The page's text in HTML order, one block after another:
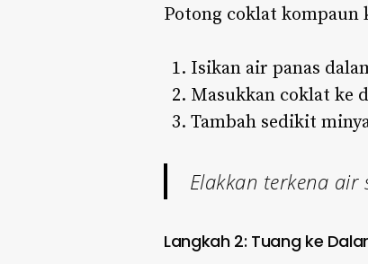
Potong coklat kompaun
Isikan air panas
Masukkan coklat ke
Tambah sedikit
Elakkan terkena air
Langkah 2: Tuang ke